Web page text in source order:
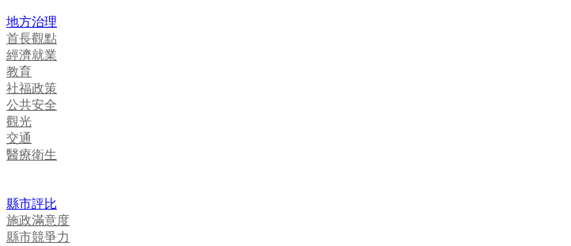
地方治理
首長觀點
經濟就業
教育
社福政策
公共安全
觀光
交通
醫療衛生
縣市評比
施政滿意度
縣市競爭力